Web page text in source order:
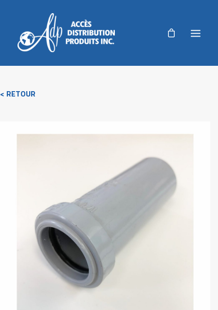
NOUS JOINDRE
418-907-5660
INFO@ADP.QUEBEC
MON COMPTE
< RETOUR